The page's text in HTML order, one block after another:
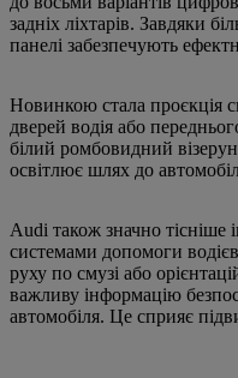
задніх ліхтарів. Завдяки
панелі забезпечують
Новинкою стала проєкція
дверей водія або
білий ромбовидний
освітлює шлях до
Audi також значно тісніше
системами допомоги
руху по смузі або
важливу інформацію
автомобіля. Це сприяє